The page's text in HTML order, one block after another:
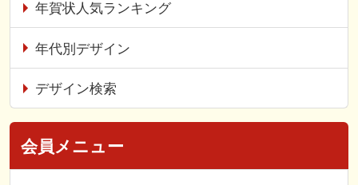
年賀状人気ランキング
年代別デザイン
デザイン検索
会員メニュー